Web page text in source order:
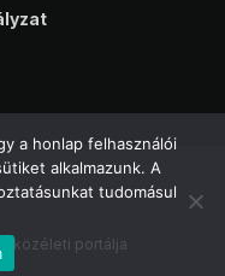
közéleti portálja
a honlap felhasználói
alkalmazunk. A
tudomásul